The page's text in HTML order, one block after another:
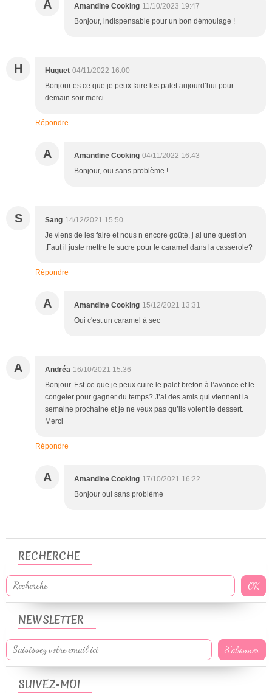
A Amandine Cooking 11/10/2023 19:47
Bonjour, indispensable pour un bon démoulage !
H Huguet 04/11/2022 16:00
Bonjour es ce que je peux faire les palet aujourd’hui pour
demain soir merci
Répondre
A Amandine Cooking 04/11/2022 16:43
Bonjour, oui sans problème !
S Sang 14/12/2021 15:50
Je viens de les faire et nous n encore goûté, j ai une question
;Faut il juste mettre le sucre pour le caramel dans la casserole?
Répondre
A Amandine Cooking 15/12/2021 13:31
Oui c'est un caramel à sec
A Andréa 16/10/2021 15:36
Bonjour. Est-ce que je peux cuire le palet breton à l’avance et le
congeler pour gagner du temps? J’ai des amis qui viennent la
semaine prochaine et je ne veux pas qu’ils voient le dessert.
Merci
Répondre
A Amandine Cooking 17/10/2021 16:22
Bonjour oui sans problème
NEWSLETTER
SUIVEZ-MOI
RECHERCHE